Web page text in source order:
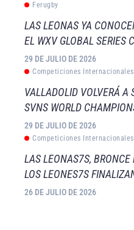
Ferugby
LAS LEONAS YA
EL WXV GLOBAL SERIES
29 DE JULIO DE 2026
Competiciones Internacionales
VALLADOLID VOLVERÁ A
SVNS WORLD
29 DE JULIO DE 2026
Competiciones Internacionales
LAS LEONAS7S,
LOS LEONES7S
26 DE JULIO DE 2026